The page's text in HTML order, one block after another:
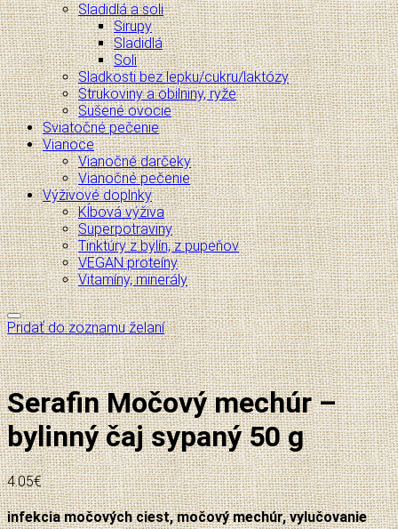
Sladidlá a soli
Sirupy
Sladidlá
Soli
Sladkosti bez lepku/cukru/laktózy
Strukoviny a obilniny, ryže
Sušené ovocie
Sviatočné pečenie
Vianoce
Vianočné darčeky
Vianočné pečenie
Výživové doplnky
Kĺbová výživa
Superpotraviny
Tinktúry z bylín, z pupeňov
VEGAN proteíny
Vitamíny, minerály
Pridať do zoznamu želaní
Serafin Močový mechúr –
bylinný čaj sypaný 50 g
4.05€
infekcia močových ciest, močový mechúr, vylučovanie